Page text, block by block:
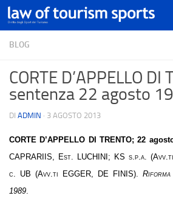
BLOG
CORTE D’APPELLO DI
sentenza 22 agosto
DI ADMIN · 3 AGOSTO 2013
CORTE D’APPELLO DI TRENTO; 22
CAPRARIIS, Est. LUCHINI; KS s.p.a.
c. UB (Avv.ti EGGER, DE FINIS).
1989.